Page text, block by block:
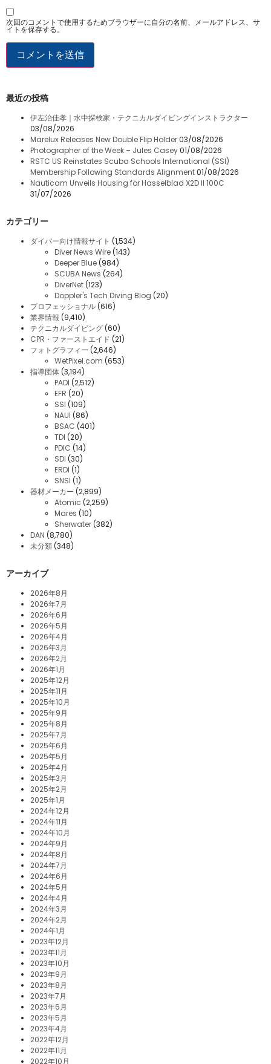
次回のコメントで使用するためブラウザーに自分の名前、メールアドレス、サ
イトを保存する。
最近の投稿
伊左治佳孝｜水中探検家・テクニカルダイビングインストラクター
03/08/2026
Marelux Releases New Double Flip Holder03/08/2026
Photographer of the Week – Jules Casey01/08/2026
RSTC US Reinstates Scuba Schools International (SSI)
Membership Following Standards Alignment01/08/2026
Nauticam Unveils Housing for Hasselblad X2D II 100C
31/07/2026
カテゴリー
ダイバー向け情報サイト (1,534)
Diver News Wire (143)
Deeper Blue (984)
SCUBA News (264)
DiverNet (123)
Doppler's Tech Diving Blog (20)
プロフェッショナル (616)
業界情報 (9,410)
テクニカルダイビング (60)
CPR・ファーストエイド (21)
フォトグラフィー (2,646)
WetPixel.com (653)
指導団体 (3,194)
PADI (2,512)
EFR (20)
SSI (109)
NAUI (86)
BSAC (401)
TDI (20)
PDIC (14)
SDI (30)
ERDI (1)
SNSI (1)
器材メーカー (2,899)
Atomic (2,259)
Mares (10)
Sherwater (382)
DAN (8,780)
未分類 (348)
アーカイブ
2026年8月
2026年7月
2026年6月
2026年5月
2026年4月
2026年3月
2026年2月
2026年1月
2025年12月
2025年11月
2025年10月
2025年9月
2025年8月
2025年7月
2025年6月
2025年5月
2025年4月
2025年3月
2025年2月
2025年1月
2024年12月
2024年11月
2024年10月
2024年9月
2024年8月
2024年7月
2024年6月
2024年5月
2024年4月
2024年3月
2024年2月
2024年1月
2023年12月
2023年11月
2023年10月
2023年9月
2023年8月
2023年7月
2023年6月
2023年5月
2023年4月
2022年12月
2022年11月
2022年10月